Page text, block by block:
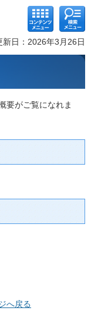
コンテ
ンツメ
ニュー
検索メ
ニュー
新日：2026年3月26日
要がご覧になれま
へ戻る